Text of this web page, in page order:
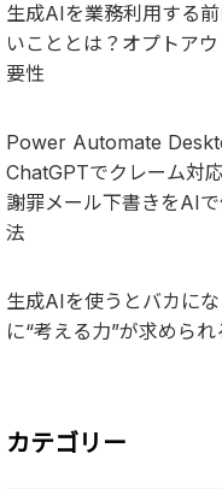
生成AIを業務利用する
いこととは？オプトア
要性
Power Automate
ChatGPTでクレーム対
謝罪メール下書きをAI
法
生成AIを使うとバカに
に“考える力”が求められ
カテゴリー